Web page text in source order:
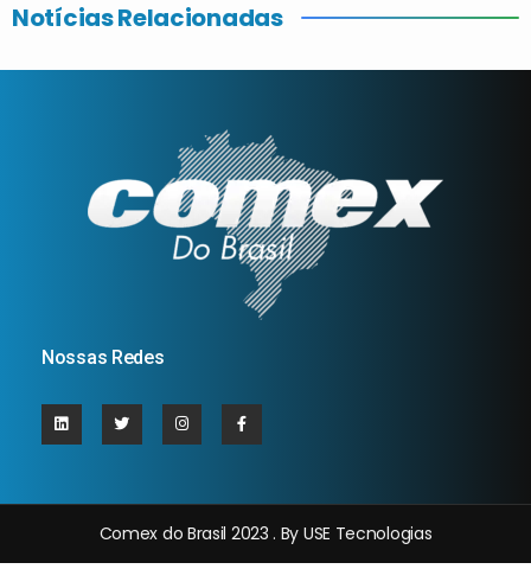
Notícias Relacionadas
Nossas Redes
Comex do Brasil 2023 . By USE Tecnologias